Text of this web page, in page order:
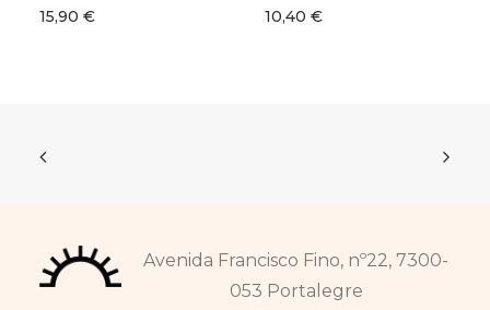
15,90 € 10,40 €
Avenida Francisco Fino, nº22, 7300-
053 Portalegre